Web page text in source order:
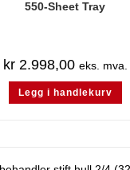
550-Sheet Tray
kr2.998,00 eks. mva.
Legg i handlekurv